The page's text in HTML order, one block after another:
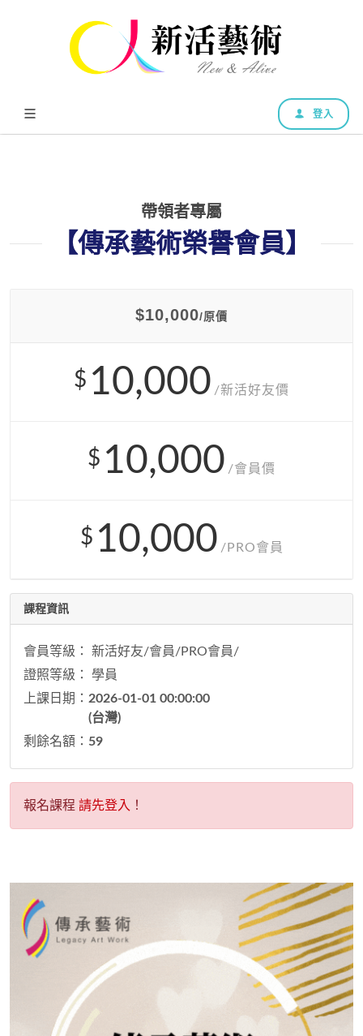
登入
帶領者專屬
【傳承藝術榮譽會員】
$10,000/原價
$ 10,000 /新活好友價
$ 10,000 /會員價
$ 10,000 /PRO會員
課程資訊
會員等級： 新活好友/會員/PRO會員/
證照等級： 學員
上課日期： 2026-01-01 00:00:00
(台灣)
剩餘名額： 59
報名課程 請先登入 ！